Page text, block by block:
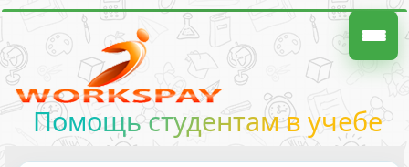
Помощь студентам в учебе